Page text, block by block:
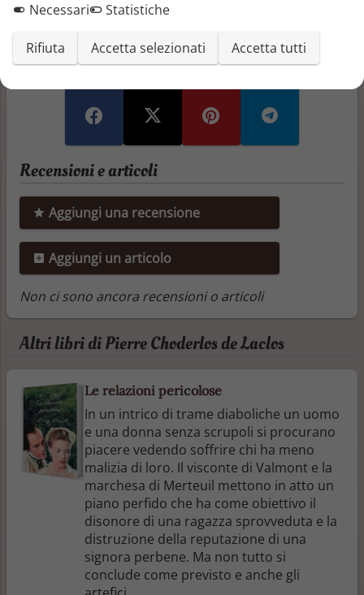
Segnala o richiedi rimozione
Condividi questo libro
Recensioni e articoli
Aggiungi una recensione
Aggiungi un articolo
Non ci sono ancora recensioni o articoli
Altri libri di Pierre Choderlos de Laclos
Le relazioni pericolose
In un intrico di trame diaboliche un uomo
e una donna senza scrupoli si procurano
piacere vedendo soffrire chi ha meno
malizia di loro. Il visconte di Valmont e la
marchesa di Merteuil mettono in atto un
piano perfido che ha come obiettivo il
disonore di una ragazza sprovveduta e la
distruzione della reputazione di una
signora perbene. Ma non tutto si
conclude come previsto e anche gli
Necessari
Statistiche
Rifiuta Accetta selezionati Accetta tutti